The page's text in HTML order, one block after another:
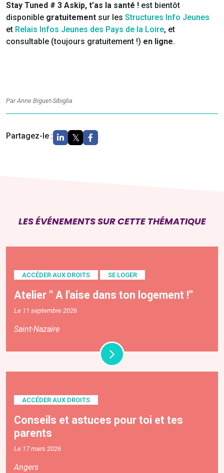
Stay Tuned # 3 Askip, t’as la santé ! est bientôt
disponible gratuitement sur les Structures Info Jeunes
et Relais Infos Jeunes des Pays de la Loire, et
consultable (toujours gratuitement !) en ligne.
Par Anne Biguet-Sibiglia
Partagez-le :
LES ÉVÉNEMENTS SUR CETTE THÉMATIQUE
ACCÉDER AUX DROITS SE LOGER
Atelier " A l'aise dans ton logement !"
Le 11 septembre 2026
Saint-Nazaire
ACCÉDER AUX DROITS
Conseils et astuces pour toi et tes
parents
Le 17 mars 2026
Angers